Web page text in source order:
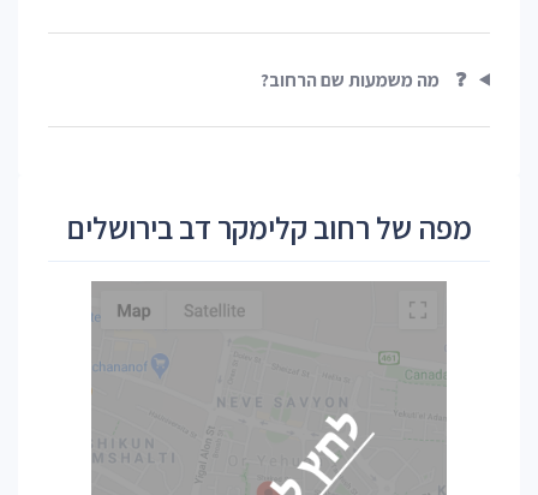
❓ מה משמעות שם הרחוב?
מפה של רחוב קלימקר דב בירושלים